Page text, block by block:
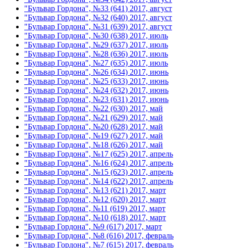
"Бульвар Гордона", №33 (641) 2017, август
"Бульвар Гордона", №32 (640) 2017, август
"Бульвар Гордона", №31 (639) 2017, август
"Бульвар Гордона", №30 (638) 2017, июль
"Бульвар Гордона", №29 (637) 2017, июль
"Бульвар Гордона", №28 (636) 2017, июль
"Бульвар Гордона", №27 (635) 2017, июль
"Бульвар Гордона", №26 (634) 2017, июнь
"Бульвар Гордона", №25 (633) 2017, июнь
"Бульвар Гордона", №24 (632) 2017, июнь
"Бульвар Гордона", №23 (631) 2017, июнь
"Бульвар Гордона", №22 (630) 2017, май
"Бульвар Гордона", №21 (629) 2017, май
"Бульвар Гордона", №20 (628) 2017, май
"Бульвар Гордона", №19 (627) 2017, май
"Бульвар Гордона", №18 (626) 2017, май
"Бульвар Гордона", №17 (625) 2017, апрель
"Бульвар Гордона", №16 (624) 2017, апрель
"Бульвар Гордона", №15 (623) 2017, апрель
"Бульвар Гордона", №14 (622) 2017, апрель
"Бульвар Гордона", №13 (621) 2017, март
"Бульвар Гордона", №12 (620) 2017, март
"Бульвар Гордона", №11 (619) 2017, март
"Бульвар Гордона", №10 (618) 2017, март
"Бульвар Гордона", №9 (617) 2017, март
"Бульвар Гордона", №8 (616) 2017, февраль
"Бульвар Гордона", №7 (615) 2017, февраль